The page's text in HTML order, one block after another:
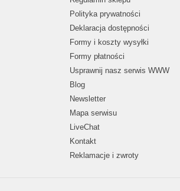
Polityka prywatności
Deklaracja dostępności
Formy i koszty wysyłki
Formy płatności
Usprawnij nasz serwis WWW
Blog
Newsletter
Mapa serwisu
LiveChat
Kontakt
Reklamacje i zwroty